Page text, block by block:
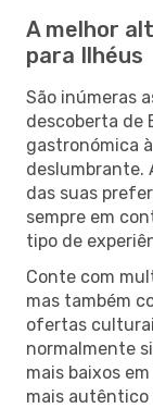
A melhor
para Ilhéus
São inúmeras
descoberta de
gastronómica
deslumbrante.
das suas
sempre em
tipo de
Conte com
mas também
ofertas
normalmente
mais baixos
mais autêntico